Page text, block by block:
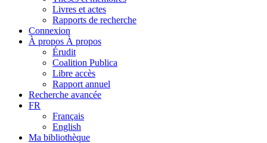
Livres et actes
Rapports de recherche
Connexion
À propos À propos
Érudit
Coalition Publica
Libre accès
Rapport annuel
Recherche avancée
FR
Français
English
Ma bibliothèque